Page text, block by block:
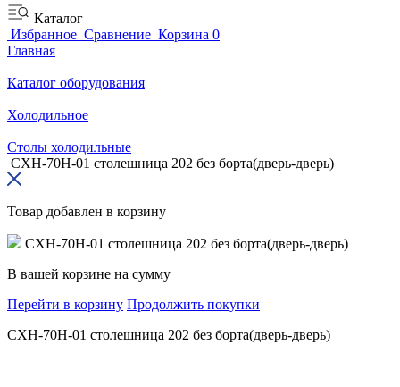
Каталог
Избранное Сравнение Корзина 0
Главная
Каталог оборудования
Холодильное
Столы холодильные
СХН-70Н-01 столешница 202 без борта(дверь-дверь)
Товар добавлен в корзину
СХН-70Н-01 столешница 202 без борта(дверь-дверь)
В вашей корзине на сумму
Перейти в корзину Продолжить покупки
СХН-70Н-01 столешница 202 без борта(дверь-дверь)